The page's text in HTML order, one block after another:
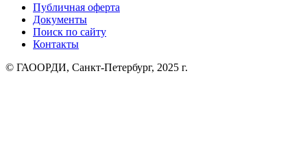
Публичная оферта
Документы
Поиск по сайту
Контакты
© ГАООРДИ, Санкт-Петербург, 2025 г.